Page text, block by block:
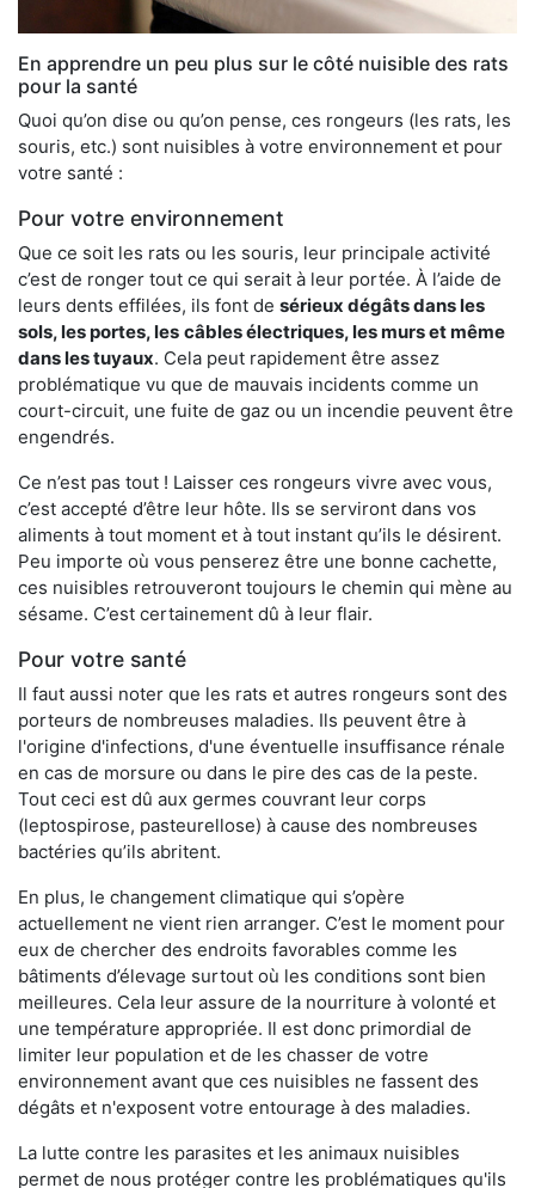
En apprendre un peu plus sur le côté nuisible des rats
pour la santé
Quoi qu’on dise ou qu’on pense, ces rongeurs (les rats, les
souris, etc.) sont nuisibles à votre environnement et pour
votre santé :
Pour votre environnement
Que ce soit les rats ou les souris, leur principale activité
c’est de ronger tout ce qui serait à leur portée. À l’aide de
leurs dents effilées, ils font de sérieux dégâts dans les
sols, les portes, les câbles électriques, les murs et même
dans les tuyaux. Cela peut rapidement être assez
problématique vu que de mauvais incidents comme un
court-circuit, une fuite de gaz ou un incendie peuvent être
engendrés.
Ce n’est pas tout ! Laisser ces rongeurs vivre avec vous,
c’est accepté d’être leur hôte. Ils se serviront dans vos
aliments à tout moment et à tout instant qu’ils le désirent.
Peu importe où vous penserez être une bonne cachette,
ces nuisibles retrouveront toujours le chemin qui mène au
sésame. C’est certainement dû à leur flair.
Pour votre santé
Il faut aussi noter que les rats et autres rongeurs sont des
porteurs de nombreuses maladies. Ils peuvent être à
l'origine d'infections, d'une éventuelle insuffisance rénale
en cas de morsure ou dans le pire des cas de la peste.
Tout ceci est dû aux germes couvrant leur corps
(leptospirose, pasteurellose) à cause des nombreuses
bactéries qu’ils abritent.
En plus, le changement climatique qui s’opère
actuellement ne vient rien arranger. C’est le moment pour
eux de chercher des endroits favorables comme les
bâtiments d’élevage surtout où les conditions sont bien
meilleures. Cela leur assure de la nourriture à volonté et
une température appropriée. Il est donc primordial de
limiter leur population et de les chasser de votre
environnement avant que ces nuisibles ne fassent des
dégâts et n'exposent votre entourage à des maladies.
La lutte contre les parasites et les animaux nuisibles
permet de nous protéger contre les problématiques qu'ils